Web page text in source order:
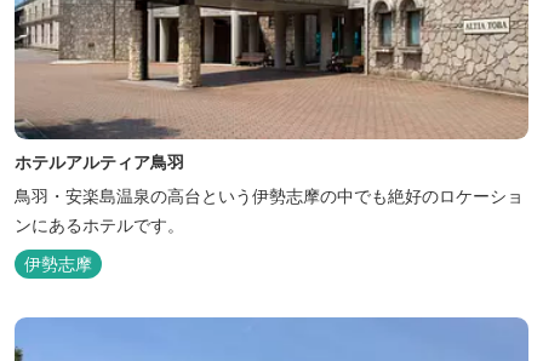
ホテルアルティア鳥羽
鳥羽・安楽島温泉の高台という伊勢志摩の中でも絶好のロケーショ
ンにあるホテルです。
伊勢志摩